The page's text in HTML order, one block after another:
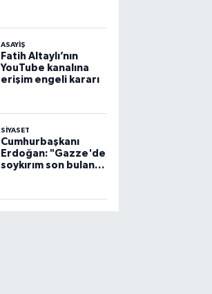
ASAYİŞ
Fatih Altaylı’nın
YouTube kanalına
erişim engeli kararı
SİYASET
Cumhurbaşkanı
Erdoğan: "Gazze'de
soykırım son bulana